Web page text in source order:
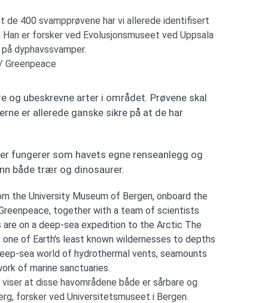
de 400 svampprøvene har vi allerede identifisert
er forsker ved Evolusjonsmuseet ved Uppsala
dyphavssvamper.
Greenpeace
og ubeskrevne arter i området. Prøvene skal
er allerede ganske sikre på at de har
fungerer som havets egne renseanlegg og
både trær og dinosaurer.
at disse havområdene både er sårbare og
forsker ved Universitetsmuseet i Bergen.